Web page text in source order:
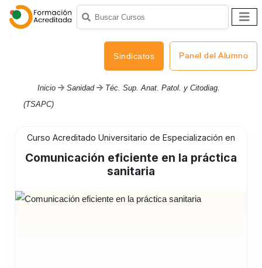
Sindicatos Panel del Alumno
Inicio Sanidad
Téc. Sup. Anat. Patol. y Citodiag.
(TSAPC)
Curso Acreditado Universitario de Especialización en
Comunicación eficiente en la práctica
sanitaria